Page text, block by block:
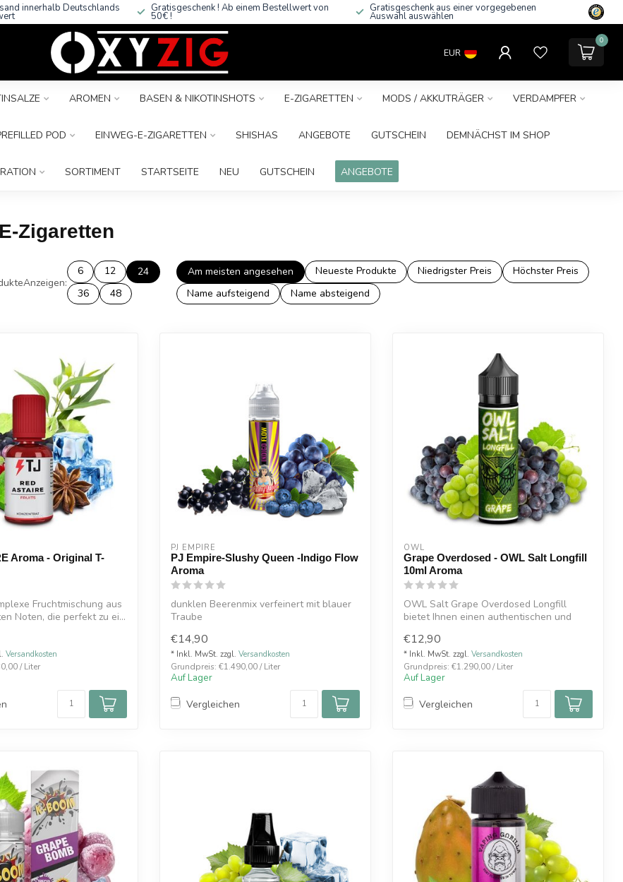
innerhalb Deutschlands Gratisgeschenk ! Ab einem Bestellwert von
50€ !
Gratisgeschenk aus einer vorgegebenen
Auswahl auswählen
EUR
0
AROMEN BASEN & NIKOTINSHOTS E-ZIGARETTEN MODS / AKKUTRÄGER VERDAMPFER
POD EINWEG-E-ZIGARETTEN SHISHAS ANGEBOTE GUTSCHEIN DEMNÄCHST IM SHOP
SORTIMENT STARTSEITE NEU GUTSCHEIN ANGEBOTE
Zigaretten
Anzeigen:
6 12
24
36
48
Am meisten angesehen Neueste Produkte Niedrigster Preis
Höchster Preis
Name aufsteigend
Name absteigend
Aroma - Original T-
Fruchtmischung aus
Noten, die perfekt zu ei...
Versandkosten
/ Liter
PJ EMPIRE
PJ Empire-Slushy Queen -Indigo Flow
Aroma
dunklen Beerenmix verfeinert mit blauer
Traube
€14,90
* Inkl. MwSt. zzgl. Versandkosten
Grundpreis: €1.490,00 / Liter
Auf Lager
Vergleichen
OWL
Grape Overdosed - OWL Salt Longfill
10ml Aroma
OWL Salt Grape Overdosed Longfill
bietet Ihnen einen authentischen und
€12,90
* Inkl. MwSt. zzgl. Versandkosten
Grundpreis: €1.290,00 / Liter
Auf Lager
Vergleichen